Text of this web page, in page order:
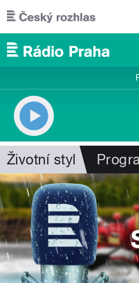
Přejít k hlavnímu obsahu
Životní styl